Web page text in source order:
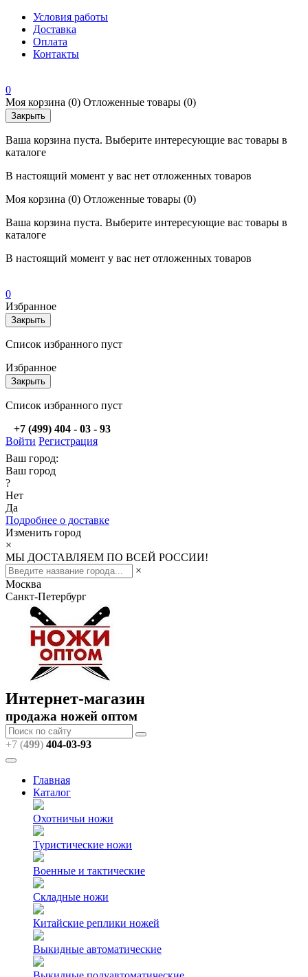
Условия работы
Доставка
Оплата
Контакты
0
Моя корзина (0) Отложенные товары (0)
Закрыть
Ваша корзина пуста. Выберите интересующие вас товары в
каталоге
В настоящий момент у вас нет отложенных товаров
Моя корзина (0) Отложенные товары (0)
Ваша корзина пуста. Выберите интересующие вас товары в
каталоге
В настоящий момент у вас нет отложенных товаров
0
Избранное
Закрыть
Список избранного пуст
Избранное
Закрыть
Список избранного пуст
+7 (499) 404 - 03 - 93
Войти Регистрация
Ваш город:
Ваш город
?
Нет
Да
Подробнее о доставке
Изменить город
×
МЫ ДОСТАВЛЯЕМ ПО ВСЕЙ РОССИИ!
×
Москва
Санкт-Петербург
Интернет-магазин
продажа ножей оптом
+7 (499) 404-03-93
Главная
Каталог
Охотничьи ножи
Туристические ножи
Военные и тактические
Складные ножи
Китайские реплики ножей
Выкидные автоматические